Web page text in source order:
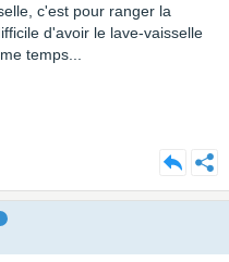
c'est pour ranger la
d'avoir le lave-vaisselle
temps...